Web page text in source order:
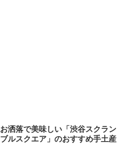
お洒落で美味しい「渋谷スクラン
ブルスクエア」のおすすめ手土産